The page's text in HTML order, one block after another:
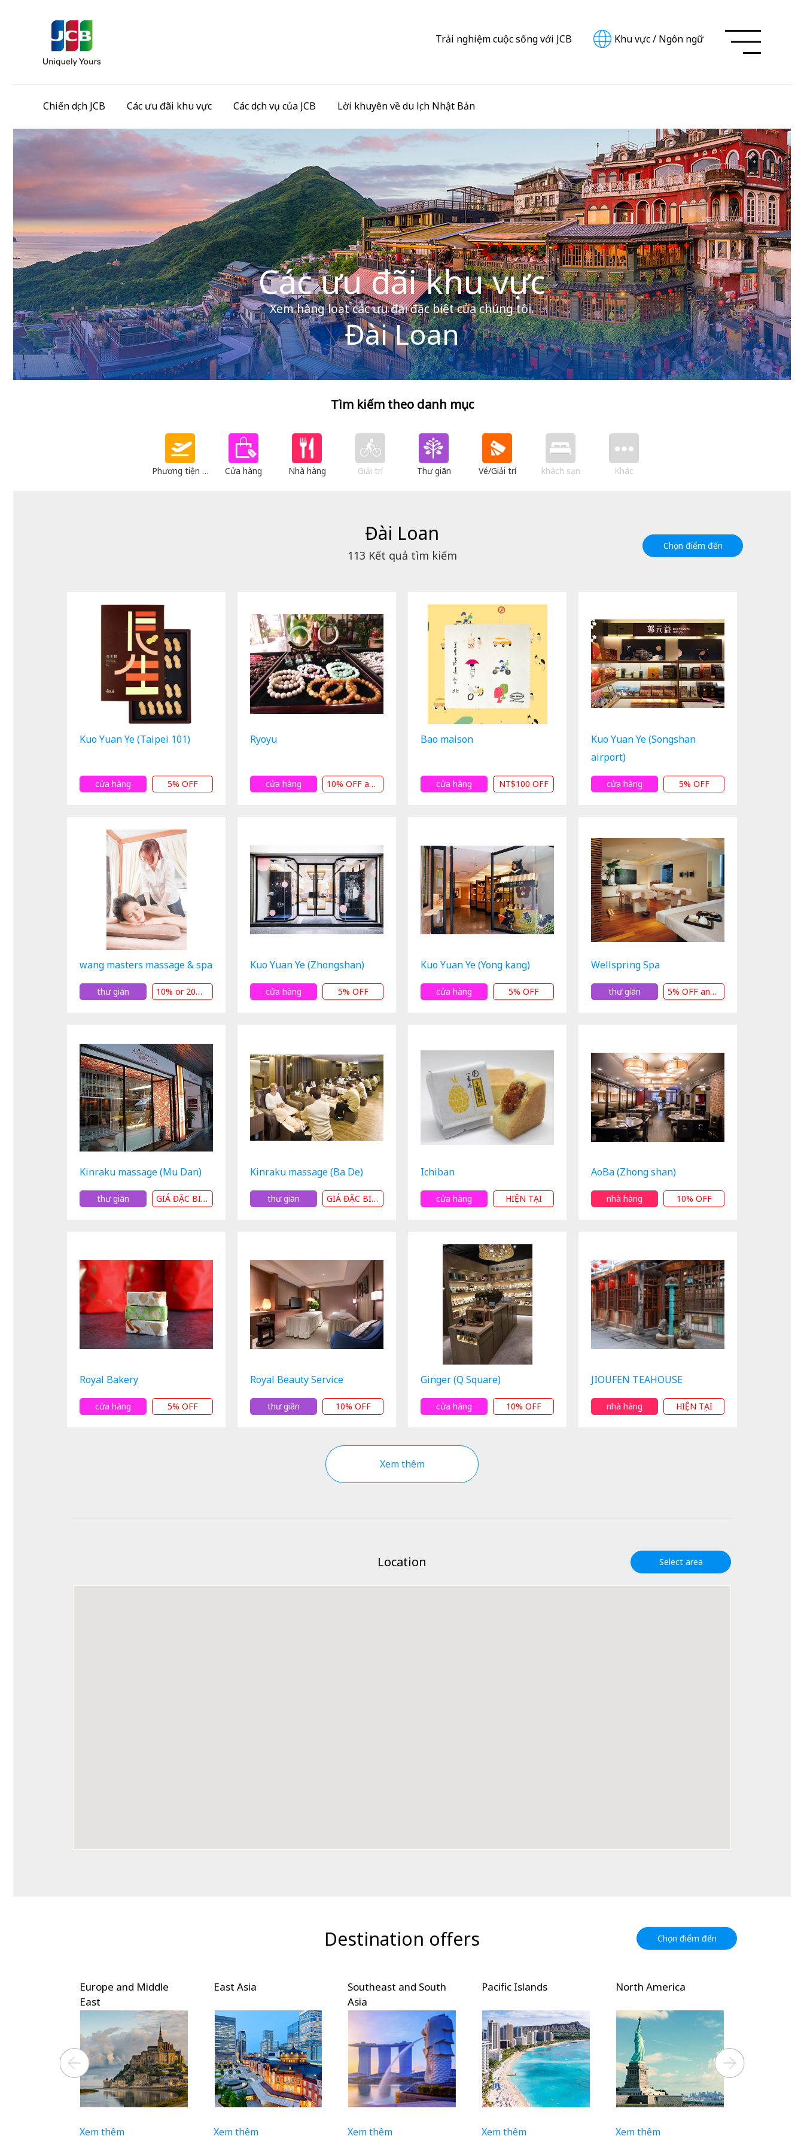
Trải nghiệm cuộc sống với JCB Khu vực/ Ngôn ngữ
Chiến dịch JCB Các ưu đãi khu vực Các dịch vụ của JCB Lời khuyên về du lịch Nhật Bản
Các ưu đãi khu vực
Xem hàng loạt các ưu đãi đặc biệt của chúng tôi.
Đài Loan
Tìm kiếm theo danh mục
Phương tiện giao thôngCửa hàng Nhà hàng Giải trí Thư giãn Vé/Giải trí khách sạn Khác
Đài Loan
113 Kết quả tìm kiếm
Chọn điểm đến
Kuo Yuan Ye (Taipei 101)
cửa hàng 5% OFF
Ryoyu
cửa hàng 10% OFF andHIỆN TẠI
Bao maison
cửa hàng NT$100 OFF
Kuo Yuan Ye (Songshan
airport)
cửa hàng 5% OFF
wang masters massage & spa
thư giãn 10% or 20% or NT$100 OFF
Kuo Yuan Ye (Zhongshan)
cửa hàng 5% OFF
Kuo Yuan Ye (Yong kang)
cửa hàng 5% OFF
Wellspring Spa
thư giãn 5% OFF andHIỆN TẠI
Kinraku massage (Mu Dan)
thư giãn GIÁ ĐẶC BIỆT
Kinraku massage (Ba De)
thư giãn GIÁ ĐẶC BIỆT
Ichiban
cửa hàng HIỆN TẠI
AoBa (Zhong shan)
nhà hàng 10% OFF
Royal Bakery
cửa hàng 5% OFF
Royal Beauty Service
thư giãn 10% OFF
Ginger (Q Square)
cửa hàng 10% OFF
JIOUFEN TEAHOUSE
nhà hàng HIỆN TẠI
Xem thêm
Location Select area
Destination offers Chọn điểm đến
Europe and Middle
East
Xem thêm
East Asia
Xem thêm
Southeast and South
Asia
Xem thêm
Pacific Islands
Xem thêm
North America
Xem thêm
Next